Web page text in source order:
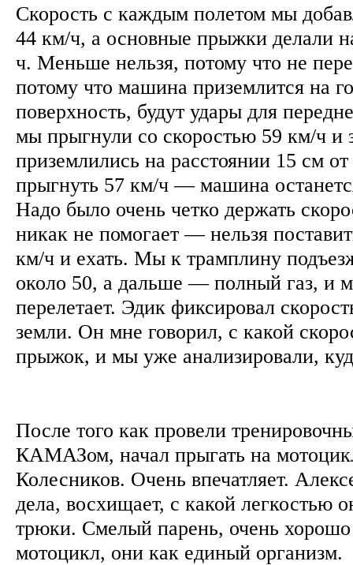
Скорость с каждым полетом мы
44 км/ч, а основные прыжки делали
ч. Меньше нельзя, потому что не
потому что машина приземлится на
поверхность, будут удары для
мы прыгнули со скоростью 59 км/ч и
приземлились на расстоянии 15 см
прыгнуть 57 км/ч — машина
Надо было очень четко держать
никак не помогает — нельзя
км/ч и ехать. Мы к трамплину
около 50, а дальше — полный газ, и
перелетает. Эдик фиксировал
земли. Он мне говорил, с какой
прыжок, и мы уже анализировали,
После того как провели
КАМАЗом, начал прыгать на
Колесников. Очень впечатляет.
дела, восхищает, с какой легкостью
трюки. Смелый парень, очень хорошо
мотоцикл, они как единый организм.